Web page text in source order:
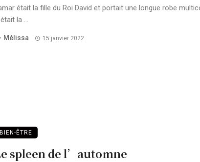
était la fille du Roi David et portait une longue robe
la ...
Mélissa 15 janvier 2022
BIEN-ÊTRE
spleen de l’automne